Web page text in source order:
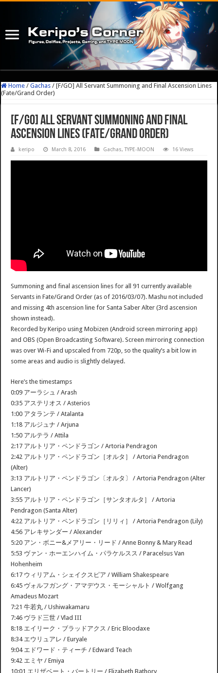
Home / Gachas / [F/GO] All Servant Summoning and Final Ascension Lines
(Fate/Grand Order)
[F/GO] All Servant Summoning and Final
Ascension Lines (Fate/Grand Order)
keripo March 8, 2016 Gachas,TYPE-MOON 16 Views
Summoning and final ascension lines for all 91 currently available
Servants in Fate/Grand Order (as of 2016/03/07). Mashu not included
and missing 4th ascension line for Santa Saber Alter (3rd ascension
shown instead).
Recorded by Keripo using Mobizen (Android screen mirroring app)
and OBS (Open Broadcasting Software). Screen mirroring connection
was over Wi-Fi and upscaled from 720p, so the quality’s a bit low in
some areas and audio is slightly delayed.
Here’s the timestamps
0:09 アーラシュ / Arash
0:35 アステリオス / Asterios
1:00 アタランテ / Atalanta
1:18 アルジュナ / Arjuna
1:50 アルテラ / Attila
2:17 アルトリア・ペンドラゴン / Artoria Pendragon
2:42 アルトリア・ペンドラゴン［オルタ］ / Artoria Pendragon
(Alter)
3:13 アルトリア・ペンドラゴン〔オルタ〕 / Artoria Pendragon (Alter
Lancer)
3:55 アルトリア・ペンドラゴン［サンタオルタ］ / Artoria
Pendragon (Santa Alter)
4:22 アルトリア・ペンドラゴン［リリィ］ / Artoria Pendragon (Lily)
4:56 アレキサンダー / Alexander
5:20 アン・ボニー&メアリー・リード / Anne Bonny & Mary Read
5:53 ヴァン・ホーエンハイム・パラケルスス / Paracelsus Van
Hohenheim
6:17 ウィリアム・シェイクスピア / William Shakespeare
6:45 ヴォルフガング・アマデウス・モーシャルト / Wolfgang
Amadeus Mozart
7:21 牛若丸 / Ushiwakamaru
7:46 ヴラド三世 / Vlad III
8:18 エイリーク・ブラッドアクス / Eric Bloodaxe
8:34 エウリュアレ / Euryale
9:04 エドワード・ティーチ / Edward Teach
9:42 エミヤ / Emiya
10:01 エリザベート・バートリー / Elizabeth Bathory